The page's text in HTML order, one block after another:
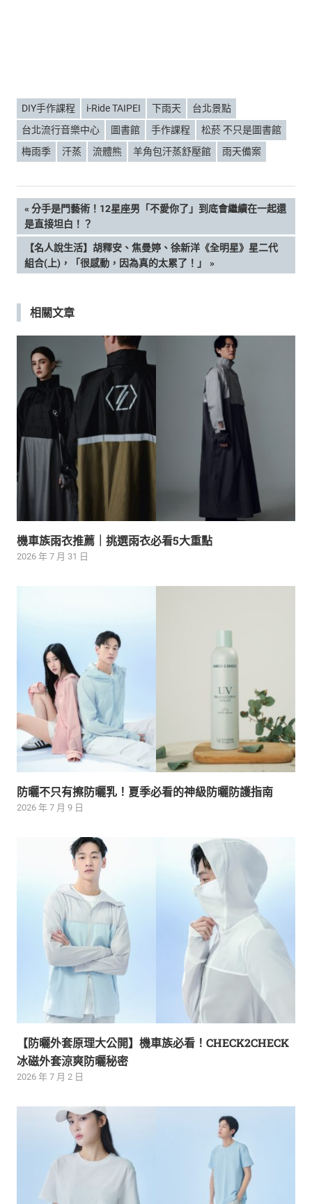
DIY手作課程 i-Ride TAIPEI 下雨天
台北景點
台北流行音樂中心
圖書館 手作課程
松菸 不只是圖書館
梅雨季
汗蒸 流體熊 羊角包汗蒸舒壓館 雨天備案
文
章
導
覽
PREVIOUS
POST:
分手是門藝術！12星座男「不愛你了」到底會繼續在一起還
是直接坦白！？
NEXT
POST:
【名人說生活】胡釋安、焦曼婷、徐新洋《全明星》星二代
組合(上)，「很感動，因為真的太累了！」
相關文章
機車族雨衣推薦｜挑選雨衣必看5大重點
2026 年 7 月 31 日
防曬不只有擦防曬乳！夏季必看的神級防曬防護指南
2026 年 7 月 9 日
【防曬外套原理大公開】機車族必看！CHECK2CHECK
冰磁外套涼爽防曬秘密
2026 年 7 月 2 日